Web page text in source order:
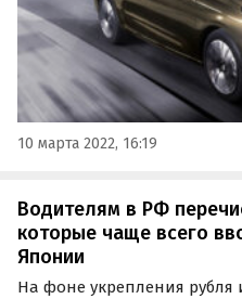
10 марта 2022, 16:19
Водителям в РФ
которые чаще всего
Японии
На фоне укрепления